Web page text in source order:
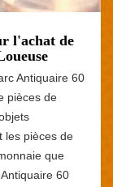
l'achat de
Antiquaire 60
pièces de
les pièces de
que
60